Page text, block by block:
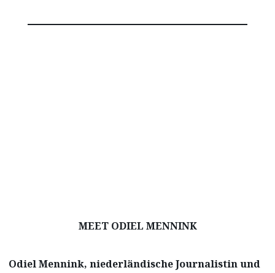
MEET ODIEL MENNINK
Odiel Mennink, niederländische Journalistin und